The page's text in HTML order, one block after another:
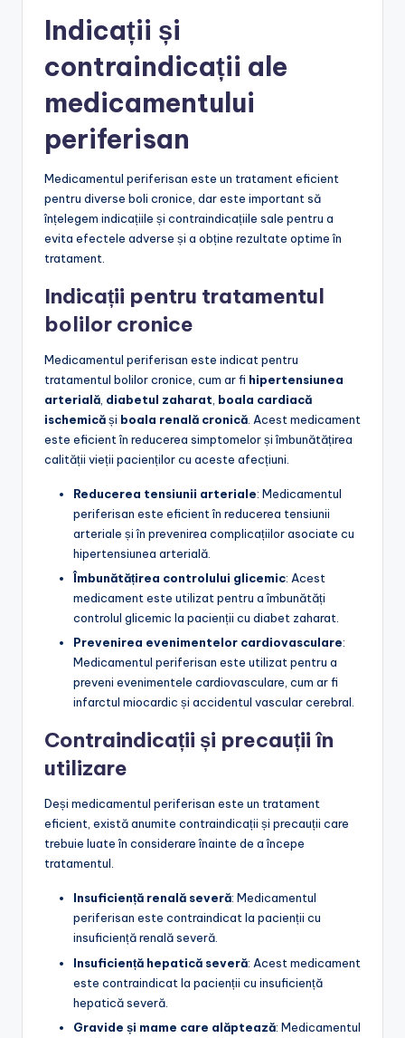
Indicații și
contraindicații ale
medicamentului
periferisan
Medicamentul periferisan este un tratament eficient
pentru diverse boli cronice, dar este important să
înțelegem indicațiile și contraindicațiile sale pentru a
evita efectele adverse și a obține rezultate optime în
tratament.
Indicații pentru tratamentul
bolilor cronice
Medicamentul periferisan este indicat pentru
tratamentul bolilor cronice, cum ar fi hipertensiunea
arterială, diabetul zaharat, boala cardiacă
ischemicăși boala renală cronică. Acest medicament
este eficient în reducerea simptomelor și îmbunătățirea
calității vieții pacienților cu aceste afecțiuni.
Reducerea tensiunii arteriale: Medicamentul
periferisan este eficient în reducerea tensiunii
arteriale și în prevenirea complicațiilor asociate cu
hipertensiunea arterială.
Îmbunătățirea controlului glicemic: Acest
medicament este utilizat pentru a îmbunătăți
controlul glicemic la pacienții cu diabet zaharat.
Prevenirea evenimentelor cardiovasculare:
Medicamentul periferisan este utilizat pentru a
preveni evenimentele cardiovasculare, cum ar fi
infarctul miocardic și accidentul vascular cerebral.
Contraindicații și precauții în
utilizare
Deși medicamentul periferisan este un tratament
eficient, există anumite contraindicații și precauții care
trebuie luate în considerare înainte de a începe
tratamentul.
Insuficiență renală severă: Medicamentul
periferisan este contraindicat la pacienții cu
insuficiență renală severă.
Insuficiență hepatică severă: Acest medicament
este contraindicat la pacienții cu insuficiență
hepatică severă.
Gravide și mame care alăptează: Medicamentul